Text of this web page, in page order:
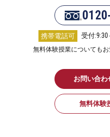
携帯電話可 受付:9:30
無料体験授業についても
お問い合わ
無料体験